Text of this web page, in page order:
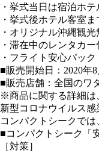
・挙式当日は宿泊ホ
・挙式後ホテル客室
・オリジナル沖縄観
・滞在中のレンタカー
・フライト安心パッ
■販売開始日：2020年8
■販売店舗：全国のワ
※商品に関する詳細は
新型コロナウイルス
コンパクトシークで
■コンパクトシーク「
［対策］